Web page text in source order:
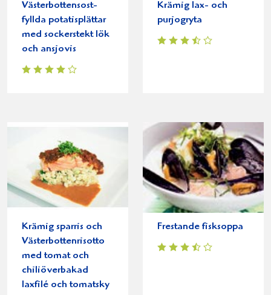
Västerbottensost-
fyllda potatisplättar
med sockerstekt lök
och ansjovis
Krämig lax- och
purjogryta
Krämig sparris och
Västerbottenrisotto
med tomat och
chiliöverbakad
laxfilé och tomatsky
Frestande fisksoppa